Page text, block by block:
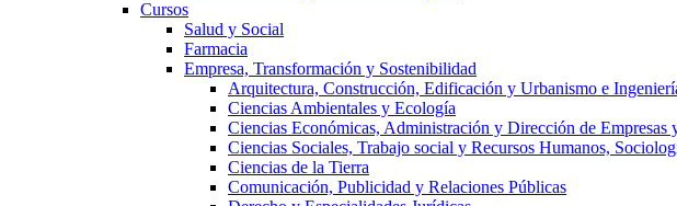
Cursos
Salud y Social
Farmacia
Empresa, Transformación y Sostenibilidad
Arquitectura, Construcción, Edificación y Urbanismo e
Ciencias Ambientales y Ecología
Ciencias Económicas, Administración y Dirección de Empresas
Ciencias Sociales, Trabajo social y Recursos Humanos,
Ciencias de la Tierra
Comunicación, Publicidad y Relaciones Públicas